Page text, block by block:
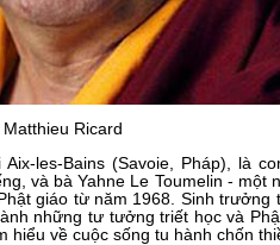
Matthieu Ricard
les-Bains (Savoie, Pháp), là
và bà Yahne Le Toumelin - một
giáo từ năm 1968. Sinh trưởng
những tư tưởng triết học và
về cuộc sống tu hành chốn